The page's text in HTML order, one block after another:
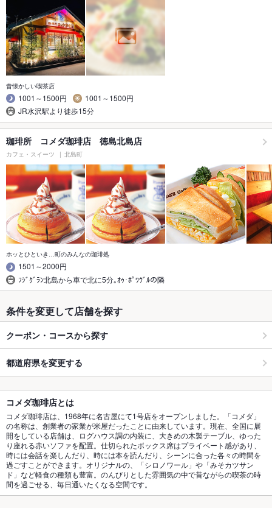
昔懐かしい喫茶店
1001～1500円
1001～1500円
JR水沢駅より徒歩15分
珈琲所 コメダ珈琲店 徳島北島店
カフェ・スイーツ 北島町
ホッとひといき…町のみんなの珈琲処
1501～2000円
ﾌｼﾞｸﾞﾗﾝ北島から車で北に5分｡ｵｩ･ﾎﾟﾜｳﾞﾙの隣
条件を変更して店舗を探す
クーポン・コースから探す
都道府県を変更する
コメダ珈琲店とは
コメダ珈琲店は、1968年に名古屋にて1号店をオープンしました。「コメダ」
の名称は、創業者の家業が米屋だったことに由来しています。現在、全国に展
開をしている店舗は、ログハウス調の内装に、大きめの木製テーブル、ゆった
り座れる赤いソファを配置。仕切られたボックス席はプライベート感があり、
時には会話を楽しんだり、時には本を読んだり、シーンに合った各々の時間を
過ごすことができます。オリジナルの、「シロノワール」や「みそカツサン
ド」など軽食の種類も豊富。のんびりとした雰囲気の中で昔ながらの喫茶の時
間を過ごせる、毎日通いたくなる空間です。